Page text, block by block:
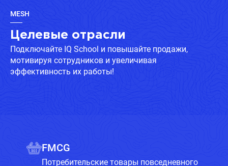
MESH
Целевые отрасли
Подключайте IQ School и повышайте продажи,
мотивируя сотрудников и увеличивая
эффективность их работы!
FMCG
Потребительские товары повседневного